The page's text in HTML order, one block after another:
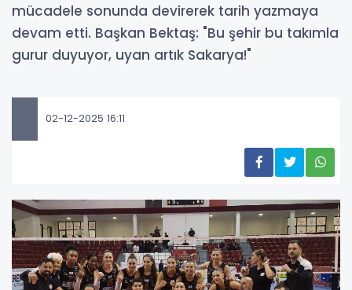
mücadele sonunda devirerek tarih yazmaya
devam etti. Başkan Bektaş: "Bu şehir bu takımla
gurur duyuyor, uyan artık Sakarya!"
02-12-2025 16:11